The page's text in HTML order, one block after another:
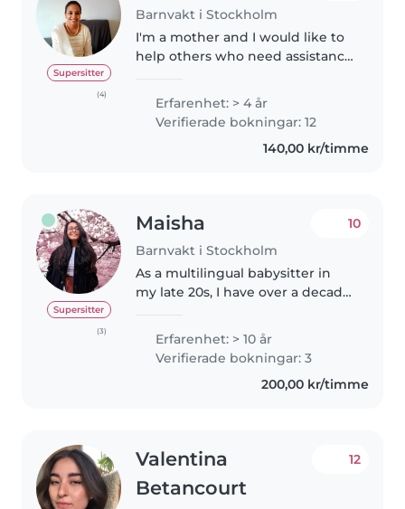
Supersitter
(4)
Barnvakt i Stockholm
I'm a mother and I would like to
help others who need assistance
flexible. I take care of my cousins
during summer and also at
weekends. I will take..
Erfarenhet: > 4 år
Verifierade bokningar: 12
140,00 kr/timme
Supersitter
(3)
Maisha
Barnvakt i Stockholm
10
As a multilingual babysitter in
my late 20s, I have over a decade
of all ages, from infants to
teenagers. I'm fluent in English,
Erfarenhet: > 10 år
Verifierade bokningar: 3
200,00 kr/timme
Valentina
Betancourt
12